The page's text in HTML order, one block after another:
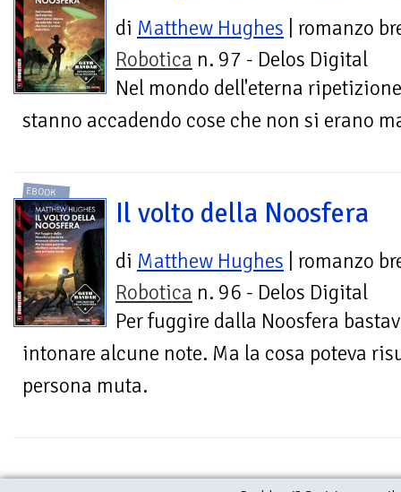
di Matthew Hughes | romanzo
Robotica n. 97 - Delos Digital
Nel mondo dell'eterna ripetizione
stanno accadendo cose che non si erano
EBOOK
Il volto della Noosfera
di Matthew Hughes | romanzo
Robotica n. 96 - Delos Digital
Per fuggire dalla Noosfera
intonare alcune note. Ma la cosa poteva
persona muta.